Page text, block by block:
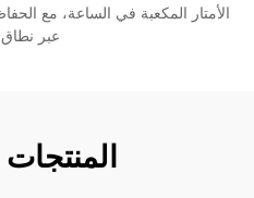
الأمتار المكعبة في الساعة، مع
عبر نطاق